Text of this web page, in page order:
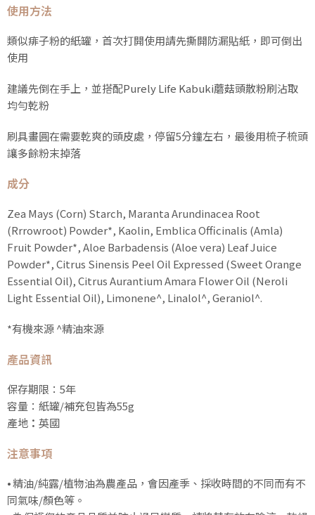
使用方法
類似痱子粉的紙罐，首次打開使用請先撕開防漏貼紙，即可倒出
使用
建議先倒在手上，並搭配Purely Life Kabuki蘑菇頭散粉刷沾取
均勻乾粉
刷具畫圓在需要乾爽的頭皮處，停留5分鐘左右，最後用梳子梳頭
讓多餘粉末掉落
成分
Zea Mays (Corn) Starch, Maranta Arundinacea Root
(Rrrowroot) Powder*, Kaolin, Emblica Officinalis (Amla)
Fruit Powder*, Aloe Barbadensis (Aloe vera) Leaf Juice
Powder*, Citrus Sinensis Peel Oil Expressed (Sweet Orange
Essential Oil), Citrus Aurantium Amara Flower Oil (Neroli
Light Essential Oil), Limonene^, Linalol^, Geraniol^.
*有機來源 ^精油來源
產品資訊
保存期限：5年
容量：紙罐/補充包皆為55g
產地 ： 英國
注意事項
⦁ 精油/純露/植物油為農產品，會因產季、採收時間的不同而有不
同氣味/顏色等。